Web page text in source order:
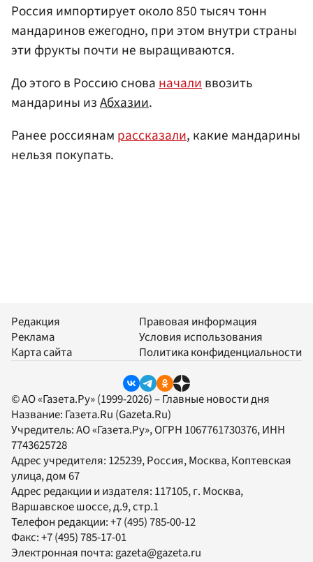
Россия импортирует около 850 тысяч тонн
мандаринов ежегодно, при этом внутри страны
эти фрукты почти не выращиваются.
До этого в Россию снованачаливвозить
мандарины изАбхазии.
Ранее россиянам рассказали, какие мандарины
нельзя покупать.
Редакция
Реклама
Карта сайта
Правовая информация
Условия использования
Политика конфиденциальности
© АО «Газета.Ру» (1999-2026) – Главные новости дня
Название: Газета.Ru (Gazeta.Ru)
Учредитель:АО «Газета.Ру», ОГРН 1067761730376, ИНН
7743625728
Адрес учредителя: 125239, Россия, Москва, Коптевская
улица, дом 67
Адрес редакции и издателя: 117105, г. Москва,
Варшавское шоссе, д.9, стр.1
Телефон редакции:+7 (495) 785-00-12
Факс:+7 (495) 785-17-01
Электронная почта: gazeta@gazeta.ru